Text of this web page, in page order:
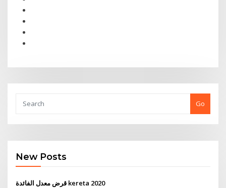
Go
New Posts
قرض معدل الفائدة kereta 2020